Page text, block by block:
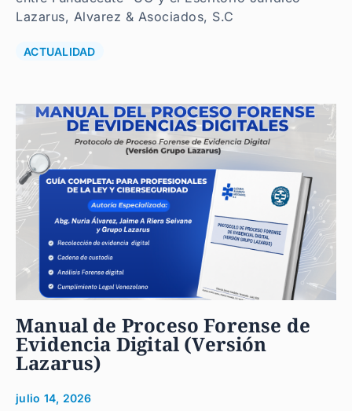
Lazarus, Alvarez & Asociados, S.C
ACTUALIDAD
Manual de Proceso Forense de
Evidencia Digital (Versión
Lazarus)
julio 14, 2026